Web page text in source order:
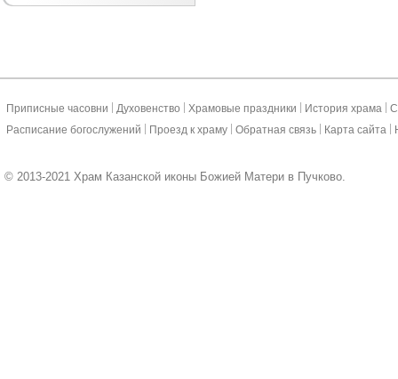
Приписные часовни Духовенство Храмовые праздники История храма
Расписание богослужений
Проезд к храму Обратная связь Карта сайта
© 2013-2021 Храм Казанской иконы Божией Матери в Пучково.